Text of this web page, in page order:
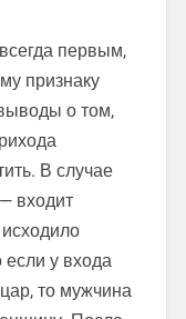
первым,
признаку
о том,
В случае
входит
у входа
то мужчина